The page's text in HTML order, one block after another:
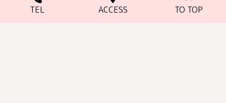
TEL ACCESS TO TOP